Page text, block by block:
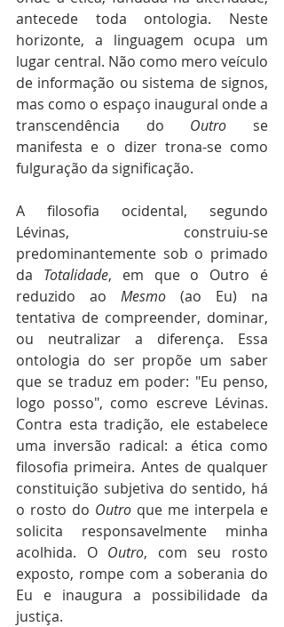
antecede toda ontologia. Neste
horizonte, a linguagem ocupa um
lugar central. Não como mero veículo
de informação ou sistema de signos,
mas como o espaço inaugural onde a
transcendência do Outro se
manifesta e o dizer trona-se como
fulguração da significação.
A filosofia ocidental, segundo
Lévinas, construiu-se
predominantemente sob o primado
da Totalidade, em que o Outro é
reduzido ao Mesmo (ao Eu) na
tentativa de compreender, dominar,
ou neutralizar a diferença. Essa
ontologia do ser propõe um saber
que se traduz em poder: "Eu penso,
logo posso", como escreve Lévinas.
Contra esta tradição, ele estabelece
uma inversão radical: a ética como
filosofia primeira. Antes de qualquer
constituição subjetiva do sentido, há
o rosto do Outro que me interpela e
solicita responsavelmente minha
acolhida. O Outro, com seu rosto
exposto, rompe com a soberania do
Eu e inaugura a possibilidade da
justiça.